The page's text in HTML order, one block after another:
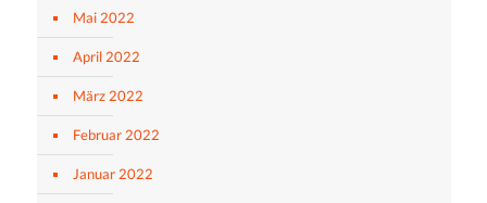
Mai 2022
April 2022
März 2022
Februar 2022
Januar 2022